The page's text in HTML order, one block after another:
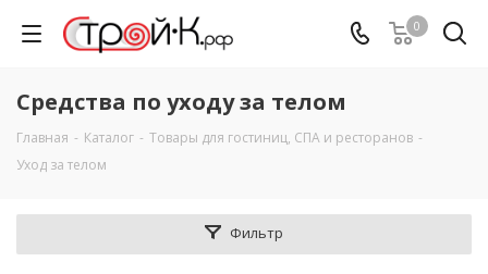
0
Средства по уходу за телом
Главная - Каталог - Товары для гостиниц, СПА и ресторанов -
Уход за телом
Фильтр